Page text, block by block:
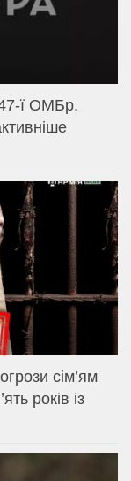
ї ОМБр.
сім’ям
років із